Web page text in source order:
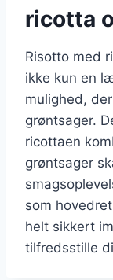
ricotta
Risotto med
ikke kun en
mulighed,
grøntsager.
ricottaen
grøntsager
som
helt sikkert
tilfredsstille